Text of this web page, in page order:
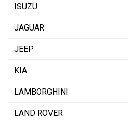
ISUZU
JAGUAR
JEEP
KIA
LAMBORGHINI
LAND ROVER